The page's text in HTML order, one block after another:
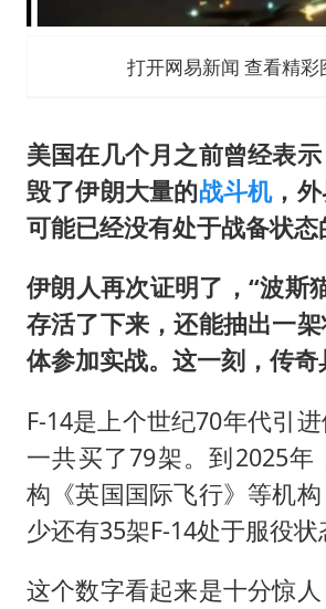
打开网易新闻 查看精彩
美国在几个月之前曾经表
毁了伊朗大量的战斗机，
可能已经没有处于战备状态
伊朗人再次证明了，“波斯
存活了下来，还能抽出一
体参加实战。这一刻，传奇
F-14是上个世纪70年代引
一共买了79架。到2025年
构《英国国际飞行》等机
少还有35架F-14处于服役状
这个数字看起来是十分惊